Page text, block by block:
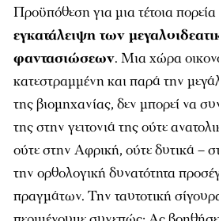
Προϋπόθεση για μια τέτοια πορεία
εγκατάλειψη των
φαντασιώσεων. Μια χώρα
κατεστραμμένη και παρά την
της βιομηχανίας, δεν μπορεί να
της στην γειτονιά της ούτε
ούτε στην Αφρική, ούτε δυτικά –
την ορθολογική δυνατότητα
πραγμάτων. Την ταυτοτική